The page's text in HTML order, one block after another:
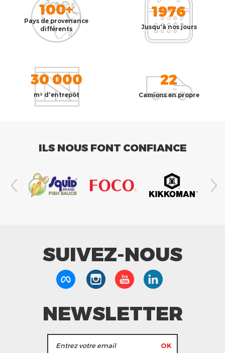
100+
Pays de provenance
différents
1976
Jusqu'à nos jours
30 000
m² d'entrepôt
22
Camions en propre
ILS NOUS FONT CONFIANCE
SUIVEZ-NOUS
NEWSLETTER